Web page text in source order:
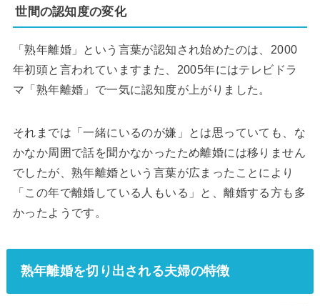
世間の認知度の変化
「熟年離婚」という言葉が認知され始めたのは、2000
年初頭と言われていますまた、2005年にはテレビドラ
マ「熟年離婚」で一気に認知度が上がりました。
それまでは「一緒にいるのが嫌」とは思っていても、な
かなか周囲で話を聞かなかったため離婚には移りません
でしたが、熟年離婚という言葉が広まったことにより
「この年で離婚している人もいる」と、離婚する方も多
かったようです。
熟年離婚を切り出される夫婦の特徴